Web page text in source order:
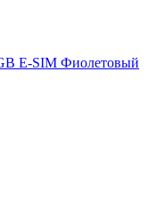
E-SIM Фиолетовый